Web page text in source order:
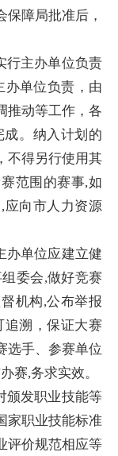
保障局批准后，
行主办单位负责
办单位负责，由
推动等工作，各
成。纳入计划的
不得另行使用其
范围的赛事,如
应向市人力资源
办单位应建立健
委会,做好竞赛
机构,公布举报
溯，保证大赛
选手、参赛单位
赛,务求实效。
颁发职业技能等
家职业技能标准
评价规范相应等